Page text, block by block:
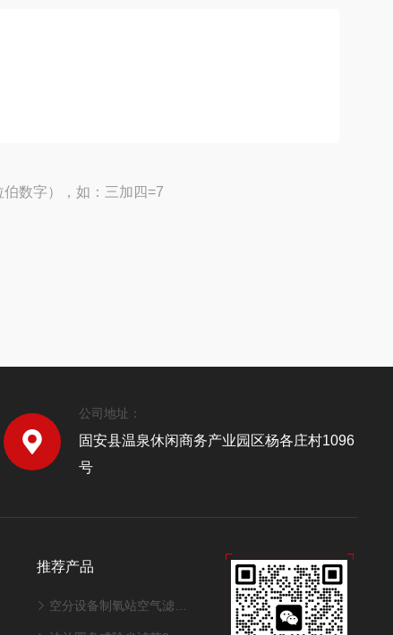
数字），如：三加四=7
公司地址：
固安县温泉休闲商务产业园区杨各庄村1096
号
推荐产品
空分设备制氧站空气滤筒320*1000mm